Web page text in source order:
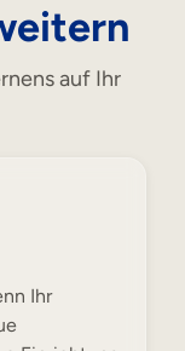
auf Ihr
Ihr